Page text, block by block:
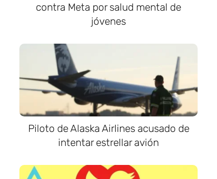
contra Meta por salud mental de
jóvenes
Piloto de Alaska Airlines acusado de
intentar estrellar avión